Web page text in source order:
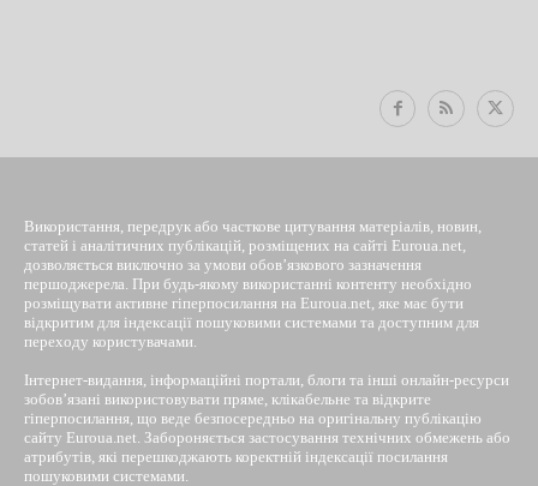
Використання, передрук або часткове цитування матеріалів, новин,
статей і аналітичних публікацій, розміщених на сайті Euroua.net,
дозволяється виключно за умови обов’язкового зазначення
першоджерела. При будь-якому використанні контенту необхідно
розміщувати активне гіперпосилання на Euroua.net, яке має бути
відкритим для індексації пошуковими системами та доступним для
переходу користувачами.
Інтернет-видання, інформаційні портали, блоги та інші онлайн-ресурси
зобов’язані використовувати пряме, клікабельне та відкрите
гіперпосилання, що веде безпосередньо на оригінальну публікацію
сайту Euroua.net. Забороняється застосування технічних обмежень або
атрибутів, які перешкоджають коректній індексації посилання
пошуковими системами.